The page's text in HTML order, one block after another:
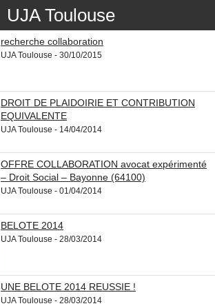
UJA Toulouse
recherche collaboration
UJA Toulouse - 30/10/2015
DROIT DE PLAIDOIRIE ET CONTRIBUTION
EQUIVALENTE
UJA Toulouse - 14/04/2014
OFFRE COLLABORATION avocat expérimenté
– Droit Social – Bayonne (64100)
UJA Toulouse - 01/04/2014
BELOTE 2014
UJA Toulouse - 28/03/2014
UNE BELOTE 2014 REUSSIE !
UJA Toulouse - 28/03/2014